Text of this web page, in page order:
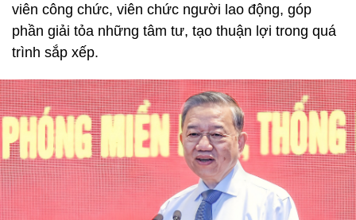
viên công chức, viên chức người lao động, góp
phần giải tỏa những tâm tư, tạo thuận lợi trong quá
trình sắp xếp.